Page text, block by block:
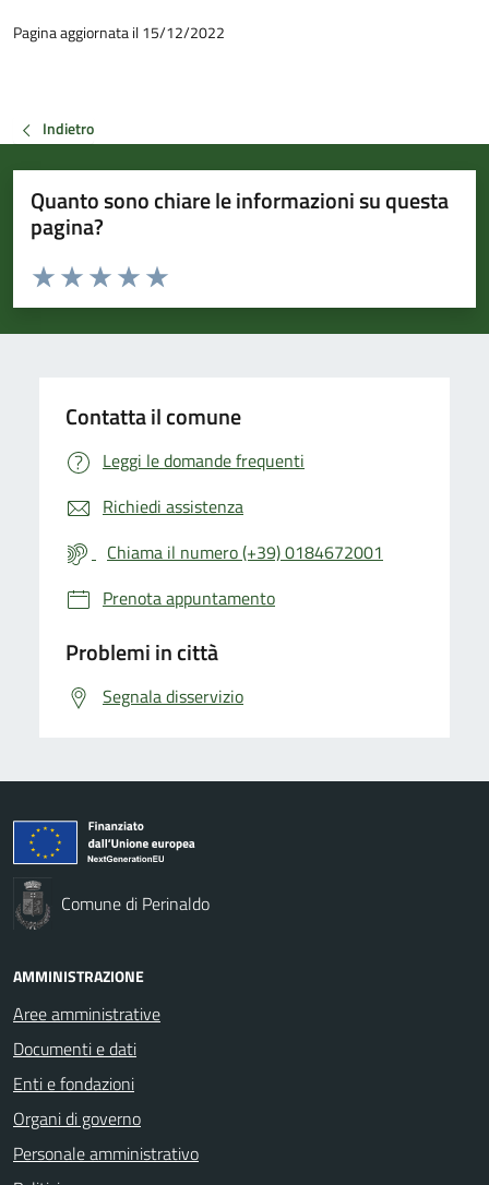
Pagina aggiornata il 15/12/2022
Indietro
Quanto sono chiare le informazioni su questa
pagina?
Valuta da 1 a 5 stelle la pagina
Valuta 5 stelle su 5
Valuta 4 stelle su 5
Valuta 3 stelle su 5
Valuta 2 stelle su 5
Valuta 1 stelle su 5
Contatta il comune
Leggi le domande frequenti
Richiedi assistenza
Chiama il numero (+39) 0184672001
Prenota appuntamento
Problemi in città
Segnala disservizio
Comune di Perinaldo
AMMINISTRAZIONE
Aree amministrative
Documenti e dati
Enti e fondazioni
Organi di governo
Personale amministrativo